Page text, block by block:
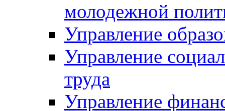
молодежной
Управление
Управление
труда
Управление